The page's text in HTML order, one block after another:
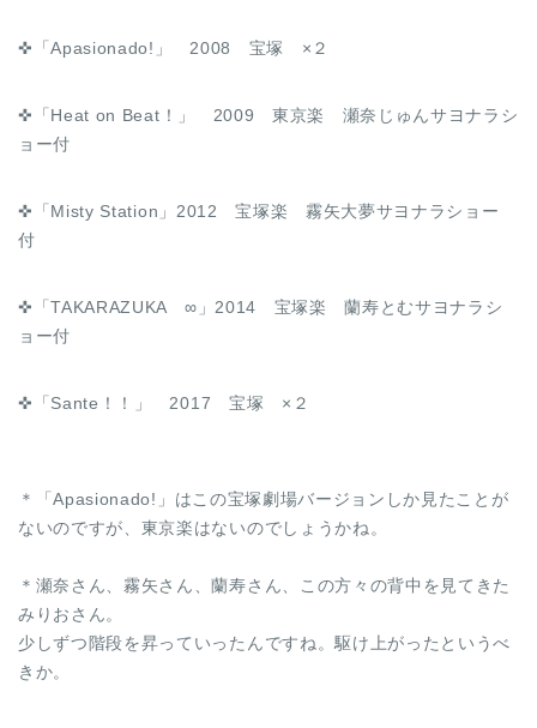
✜「Apasionado!」 2008 宝塚 ×２
✜「Heat on Beat！」 2009 東京楽 瀬奈じゅんサヨナラシ
ョー付
✜「Misty Station」2012 宝塚楽 霧矢大夢サヨナラショー
付
✜「TAKARAZUKA ∞」2014 宝塚楽 蘭寿とむサヨナラシ
ョー付
✜「Sante！！」 2017 宝塚 ×２
＊「Apasionado!」はこの宝塚劇場バージョンしか見たことが
ないのですが、東京楽はないのでしょうかね。
＊瀬奈さん、霧矢さん、蘭寿さん、この方々の背中を見てきた
みりおさん。
少しずつ階段を昇っていったんですね。駆け上がったというべ
きか。